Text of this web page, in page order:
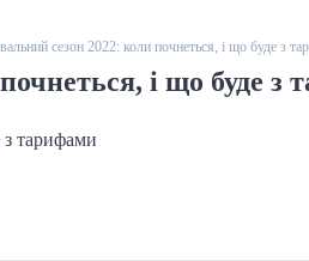
сезон 2022: коли почнеться, і що буде з
і що буде з